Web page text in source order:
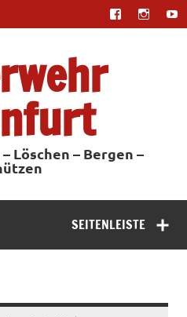
Löschen – Bergen –
SEITENLEISTE